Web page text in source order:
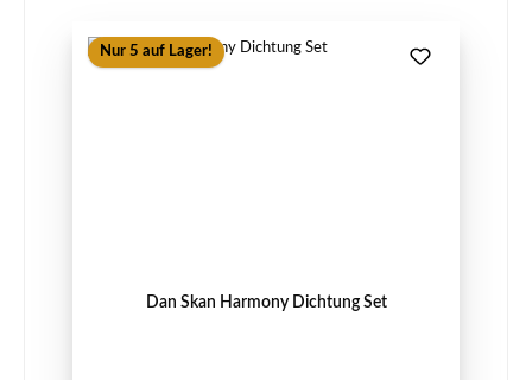
Nur 5 auf Lager!
Dan Skan Harmony Dichtung Set